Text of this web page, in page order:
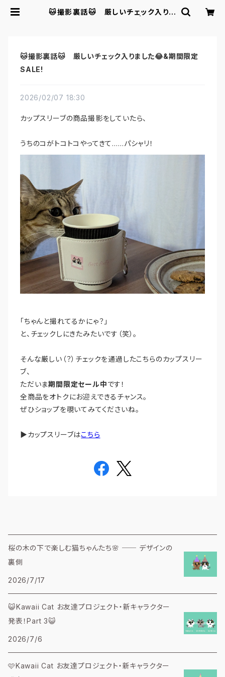
🐱撮影裏話🐱 厳しいチェック入りま
🐱撮影裏話🐱 厳しいチェック入りました😂&期間限定
SALE!
2026/02/07 18:30
カップスリーブの商品撮影をしていたら、
うちのコがトコトコやってきて……パシャリ！
「ちゃんと撮れてるかにゃ？」
と、チェックしにきたみたいです（笑）。
そんな厳しい（？）チェックを通過したこちらのカップスリー
ブ、
ただいま期間限定セール中です！
​全商品をオトクにお迎えできるチャンス。
ぜひショップを覗いてみてくださいね。
​▶️カップスリーブはこちら
桜の木の下で楽しむ猫ちゃんたち🌸 ── デザインの
裏側
2026/7/17
😺Kawaii Cat お友達プロジェクト・新キャラクター
発表！Part 3😺
2026/7/6
🩷Kawaii Cat お友達プロジェクト・新キャラクター